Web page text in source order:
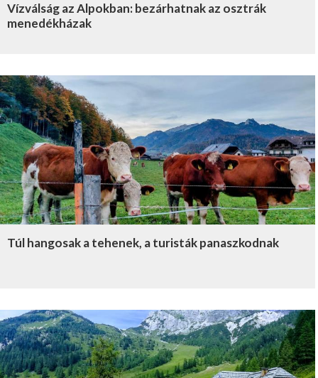
Vízválság az Alpokban: bezárhatnak az osztrák
menedékházak
Túl hangosak a tehenek, a turisták panaszkodnak